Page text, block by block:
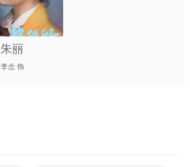
朱丽
李念 饰